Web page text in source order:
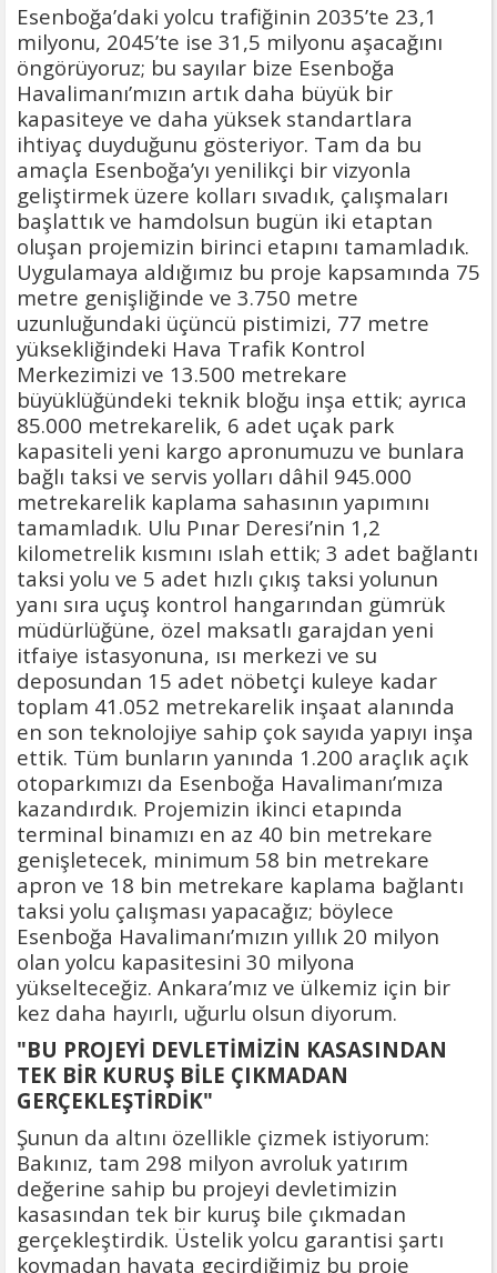
Esenboğa’daki yolcu trafiğinin 2035’te 23,1
milyonu, 2045’te ise 31,5 milyonu aşacağını
öngörüyoruz; bu sayılar bize Esenboğa
Havalimanı’mızın artık daha büyük bir
kapasiteye ve daha yüksek standartlara
ihtiyaç duyduğunu gösteriyor. Tam da bu
amaçla Esenboğa’yı yenilikçi bir vizyonla
geliştirmek üzere kolları sıvadık, çalışmaları
başlattık ve hamdolsun bugün iki etaptan
oluşan projemizin birinci etapını tamamladık.
Uygulamaya aldığımız bu proje kapsamında 75
metre genişliğinde ve 3.750 metre
uzunluğundaki üçüncü pistimizi, 77 metre
yüksekliğindeki Hava Trafik Kontrol
Merkezimizi ve 13.500 metrekare
büyüklüğündeki teknik bloğu inşa ettik; ayrıca
85.000 metrekarelik, 6 adet uçak park
kapasiteli yeni kargo apronumuzu ve bunlara
bağlı taksi ve servis yolları dâhil 945.000
metrekarelik kaplama sahasının yapımını
tamamladık. Ulu Pınar Deresi’nin 1,2
kilometrelik kısmını ıslah ettik; 3 adet bağlantı
taksi yolu ve 5 adet hızlı çıkış taksi yolunun
yanı sıra uçuş kontrol hangarından gümrük
müdürlüğüne, özel maksatlı garajdan yeni
itfaiye istasyonuna, ısı merkezi ve su
deposundan 15 adet nöbetçi kuleye kadar
toplam 41.052 metrekarelik inşaat alanında
en son teknolojiye sahip çok sayıda yapıyı inşa
ettik. Tüm bunların yanında 1.200 araçlık açık
otoparkımızı da Esenboğa Havalimanı’mıza
kazandırdık. Projemizin ikinci etapında
terminal binamızı en az 40 bin metrekare
genişletecek, minimum 58 bin metrekare
apron ve 18 bin metrekare kaplama bağlantı
taksi yolu çalışması yapacağız; böylece
Esenboğa Havalimanı’mızın yıllık 20 milyon
olan yolcu kapasitesini 30 milyona
yükselteceğiz. Ankara’mız ve ülkemiz için bir
kez daha hayırlı, uğurlu olsun diyorum.
"BU PROJEYİ DEVLETİMİZİN KASASINDAN
TEK BİR KURUŞ BİLE ÇIKMADAN
GERÇEKLEŞTİRDİK"
Şunun da altını özellikle çizmek istiyorum:
Bakınız, tam 298 milyon avroluk yatırım
değerine sahip bu projeyi devletimizin
kasasından tek bir kuruş bile çıkmadan
gerçekleştirdik. Üstelik yolcu garantisi şartı
koymadan hayata geçirdiğimiz bu proje